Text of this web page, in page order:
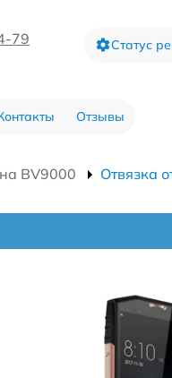
79 Статус
Отзывы
BV9000 Отвязка